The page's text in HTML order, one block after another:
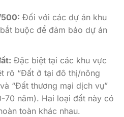
Đối với các dự án khu
buộc để đảm bảo dự án
Đặc biệt tại các khu vực
rõ “Đất ở tại đô thị/nông
“Đất thương mại dịch vụ”
70 năm). Hai loại đất này có
toàn khác nhau.